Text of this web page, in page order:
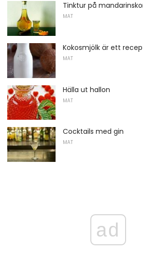
Tinktur på
MAT
Kokosmjölk är ett
MAT
Hälla ut hallon
MAT
Cocktails med gin
MAT
ad